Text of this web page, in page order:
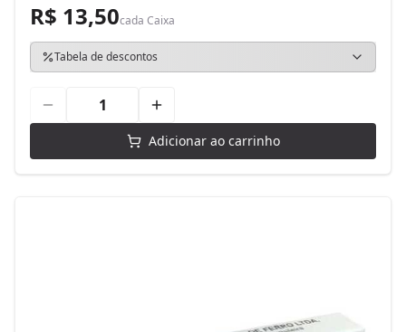
R$ 13,50cada Caixa
Tabela de descontos
Adicionar ao carrinho